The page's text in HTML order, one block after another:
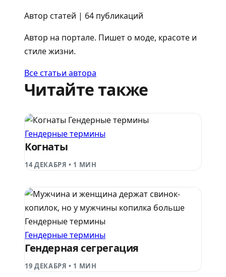
Автор статей | 64 публикаций
Автор на портале. Пишет о моде, красоте и
стиле жизни.
Все статьи автора
Читайте также
Гендерные термины
Гендерные термины
Когнаты
14 ДЕКАБРЯ • 1 МИН
Гендерные термины
Гендерные термины
Гендерная сегрегация
19 ДЕКАБРЯ • 1 МИН